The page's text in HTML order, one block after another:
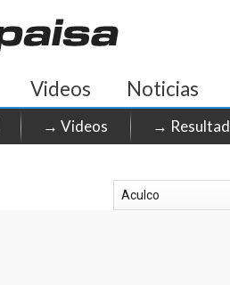
Videos Noticias
→ Videos →